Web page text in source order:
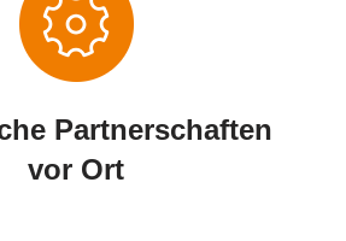
Partnerschaften
vor Ort